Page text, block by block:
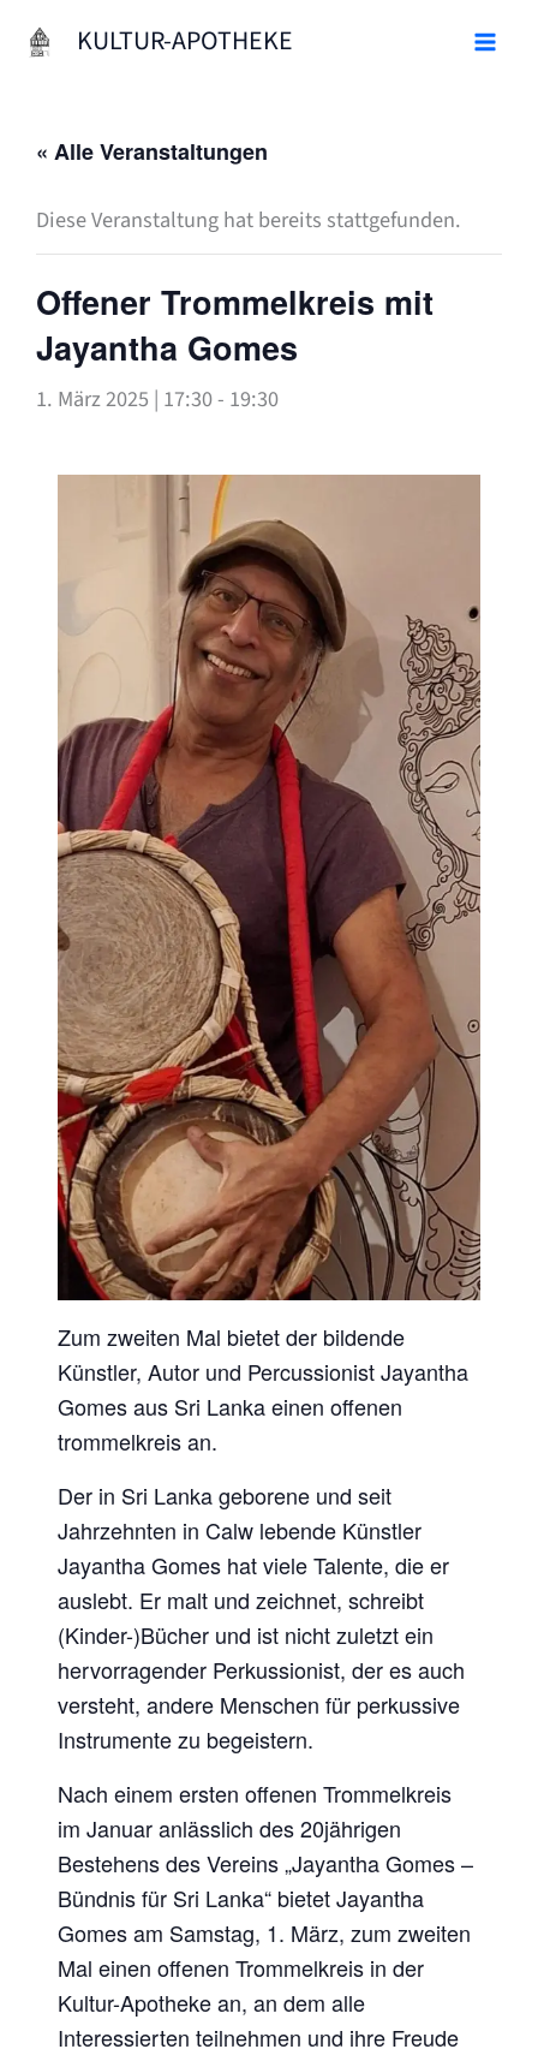
Inhalt
KULTUR-APOTHEKE
« Alle Veranstaltungen
Diese Veranstaltung hat bereits stattgefunden.
Offener Trommelkreis mit
Jayantha Gomes
1. März 2025 | 17:30- 19:30
Zum zweiten Mal bietet der bildende
Künstler, Autor und Percussionist Jayantha
Gomes aus Sri Lanka einen offenen
trommelkreis an.
Der in Sri Lanka geborene und seit
Jahrzehnten in Calw lebende Künstler
Jayantha Gomes hat viele Talente, die er
auslebt. Er malt und zeichnet, schreibt
(Kinder-)Bücher und ist nicht zuletzt ein
hervorragender Perkussionist, der es auch
versteht, andere Menschen für perkussive
Instrumente zu begeistern.
Nach einem ersten offenen Trommelkreis
im Januar anlässlich des 20jährigen
Bestehens des Vereins „Jayantha Gomes –
Bündnis für Sri Lanka“ bietet Jayantha
Gomes am Samstag, 1. März, zum zweiten
Mal einen offenen Trommelkreis in der
Kultur-Apotheke an, an dem alle
Interessierten teilnehmen und ihre Freude